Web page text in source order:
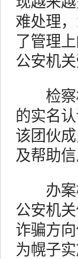
难处理
了管理
公安机
检察机
的实名
该团伙
及帮助
办案检
公安机
诈骗方
为幌子